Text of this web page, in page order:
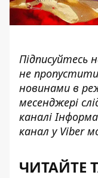
Підписуйтесь
не
новинами в
месенджері
каналі
канал у Viber
ЧИТАЙТЕ